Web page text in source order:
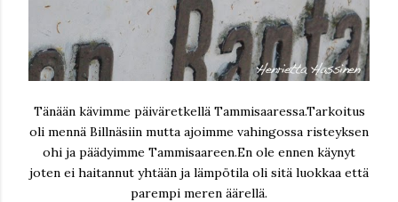
Tänään kävimme päiväretkellä Tammisaaressa.Tarkoitus
oli mennä Billnäsiin mutta ajoimme vahingossa risteyksen
ohi ja päädyimme Tammisaareen.En ole ennen käynyt
joten ei haitannut yhtään ja lämpötila oli sitä luokkaa että
parempi meren äärellä.